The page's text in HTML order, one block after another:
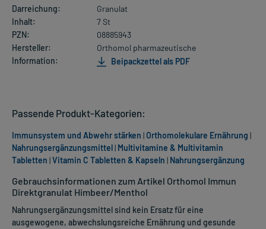
Darreichung:
Granulat
Inhalt:
7 St
PZN:
08885943
Hersteller:
Orthomol pharmazeutische
Information:
Beipackzettel als PDF
Gebrauchsinformationen zum Artikel Orthomol Immun
Direktgranulat Himbeer/Menthol
Nahrungsergänzungsmittel sind kein Ersatz für eine
ausgewogene, abwechslungsreiche Ernährung und gesunde
Passende Produkt-Kategorien:
Immunsystem und Abwehr stärken |Orthomolekulare Ernährung |
Nahrungsergänzungsmittel| Multivitamine & Multivitamin
Tabletten |Vitamin C Tabletten & Kapseln | Nahrungsergänzung